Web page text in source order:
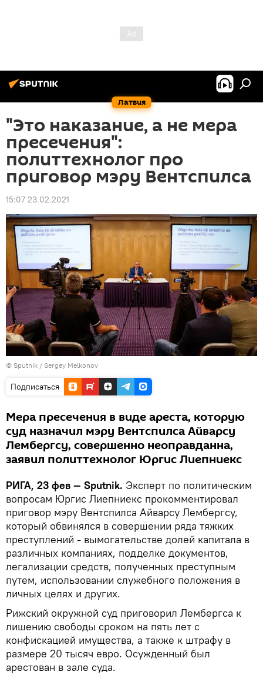
Латвия
"Это наказание, а не мера
пресечения":
политтехнолог про
приговор мэру Вентспилса
15:07 23.02.2021
© Sputnik / Sergey Melkonov
Подписаться
Мера пресечения в виде ареста, которую
суд назначил мэру Вентспилса Айварсу
Лембергсу, совершенно неоправданна,
заявил политтехнолог Юргис Лиепниекс
РИГА, 23 фев — Sputnik. Эксперт по политическим
вопросам Юргис Лиепниекс прокомментировал
приговор мэру Вентспилса Айварсу Лембергсу,
который обвинялся в совершении ряда тяжких
преступлений - вымогательстве долей капитала в
различных компаниях, подделке документов,
легализации средств, полученных преступным
путем, использовании служебного положения в
личных целях и других.
Рижский окружной суд приговорил Лембергса к
лишению свободы сроком на пять лет с
конфискацией имущества, а также к штрафу в
размере 20 тысяч евро. Осужденный был
арестован в зале суда.